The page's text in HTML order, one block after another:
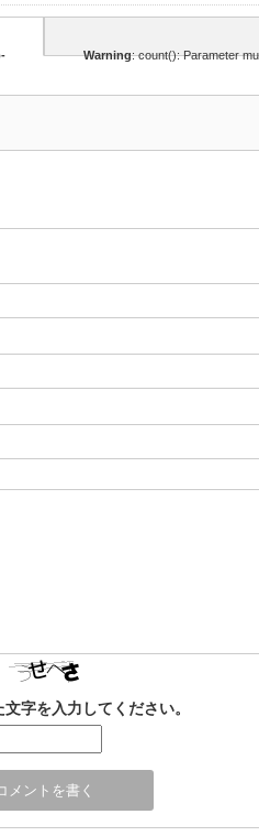
Warning: count(): Parameter
文字を入力してください。